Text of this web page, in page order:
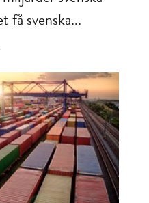
få svenska...